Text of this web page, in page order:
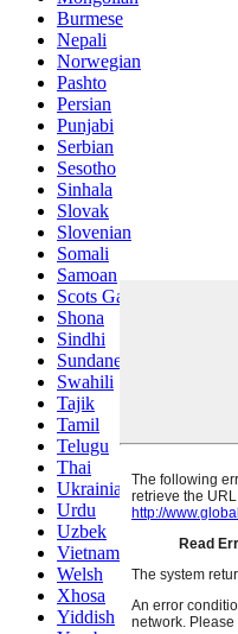
Burmese
Nepali
Norwegian
Pashto
Persian
Punjabi
Serbian
Sesotho
Sinhala
Slovak
Slovenian
Somali
Samoan
Scots Gaelic
Shona
Sindhi
Sundanese
Swahili
Tajik
Tamil
Telugu
Thai
Ukrainian
Urdu
Uzbek
Vietnamese
Welsh
Xhosa
Yiddish